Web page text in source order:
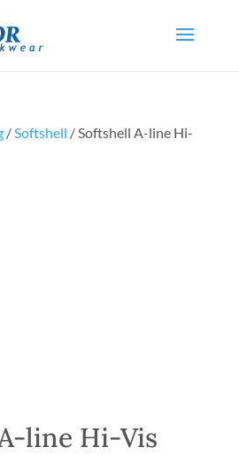
/Softshell / Softshell A-line Hi-
line Hi-Vis